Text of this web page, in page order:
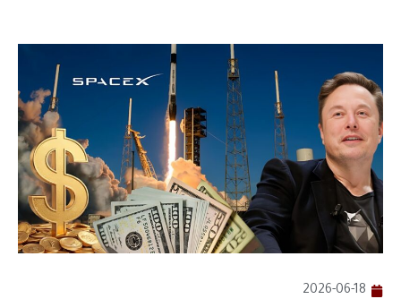
2026-06-18